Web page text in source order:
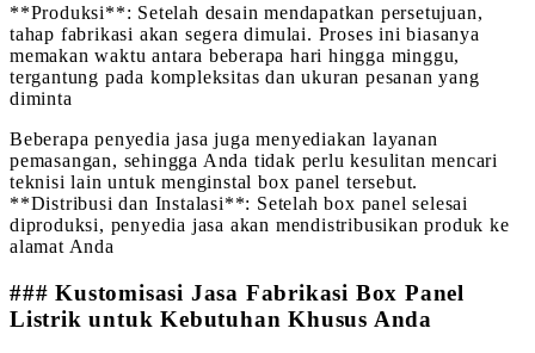
**Produksi**: Setelah desain mendapatkan persetujuan,
tahap fabrikasi akan segera dimulai. Proses ini biasanya
memakan waktu antara beberapa hari hingga minggu,
tergantung pada kompleksitas dan ukuran pesanan yang
diminta
Beberapa penyedia jasa juga menyediakan layanan
pemasangan, sehingga Anda tidak perlu kesulitan mencari
teknisi lain untuk menginstal box panel tersebut.
**Distribusi dan Instalasi**: Setelah box panel selesai
diproduksi, penyedia jasa akan mendistribusikan produk ke
alamat Anda
### Kustomisasi Jasa Fabrikasi Box Panel
Listrik untuk Kebutuhan Khusus Anda